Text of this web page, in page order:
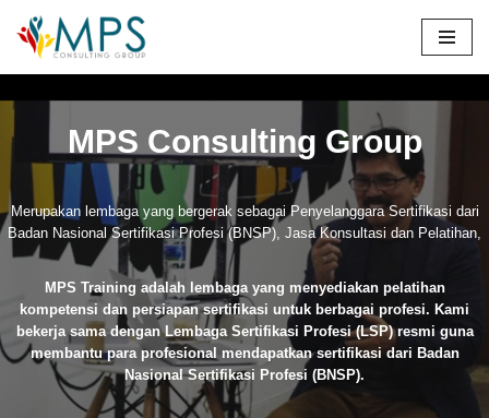
Skip
MPS Consulting Group
Merupakan lembaga yang bergerak sebagai Penyelanggara Sertifikasi dari
Badan Nasional Sertifikasi Profesi (BNSP), Jasa Konsultasi dan Pelatihan,
MPS Training adalah lembaga yang menyediakan pelatihan
kompetensi dan persiapan sertifikasi untuk berbagai profesi. Kami
bekerja sama dengan Lembaga Sertifikasi Profesi (LSP) resmi guna
membantu para profesional mendapatkan sertifikasi dari Badan
Nasional Sertifikasi Profesi (BNSP).